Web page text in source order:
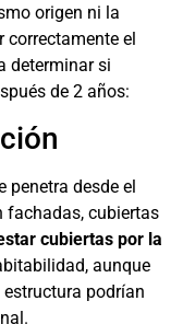
origen ni la
correctamente el
determinar si
de 2 años:
penetra desde el
fachadas, cubiertas
cubiertas por la
aunque
podrían